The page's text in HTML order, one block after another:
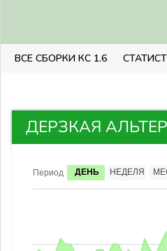
ВСЕ СБОРКИ КС 1.6
ДЕРЗКАЯ
Период ДЕНЬ НЕДЕЛЯ